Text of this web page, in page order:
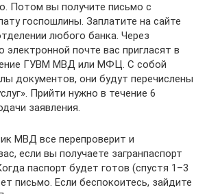
Потом вы получите письмо с
госпошлины. Заплатите на сайте
любого банка. Через
электронной почте вас пригласят в
ГУВМ МВД или МФЦ. С собой
документов, они будут перечислены
Прийти нужно в течение 6
заявления.
МВД все перепроверит и
если вы получаете загранпаспорт
паспорт будет готов (спустя 1–3
письмо. Если беспокоитесь, зайдите